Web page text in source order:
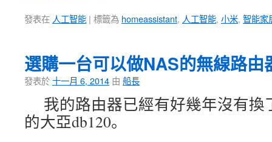
發表在 人工智能 | 標籤為 homeassistant, 人工智能, 小米, 智能家
選購一台可以做NAS的無線路由
發表於十一月 6, 2014 由 船長
我的路由器已經有好幾年沒有
的大亞db120。